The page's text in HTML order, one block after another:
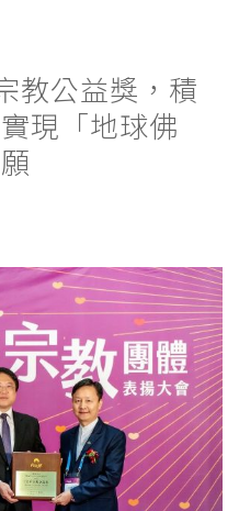
教公益獎，積
現「地球佛